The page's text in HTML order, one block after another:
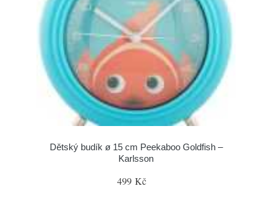
Dětský budík ø 15 cm Peekaboo Goldfish –
Karlsson
499 Kč